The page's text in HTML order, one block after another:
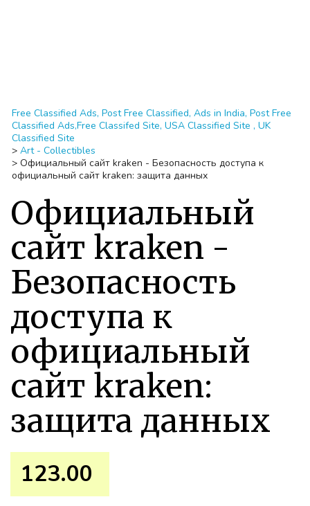
Free Classified Ads, Post Free Classified, Ads in India, Post Free
Classified Ads,Free Classifed Site, USA Classified Site , UK
Classified Site
> Art - Collectibles
> Официальный сайт kraken - Безопасность доступа к
официальный сайт kraken: защита данных
Официальный
сайт kraken -
Безопасность
доступа к
официальный
сайт kraken:
защита данных
123.00 ₹